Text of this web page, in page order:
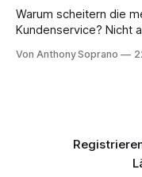
Warum scheitern die
Kundenservice? Nicht
Implementierung.
Von Anthony Soprano